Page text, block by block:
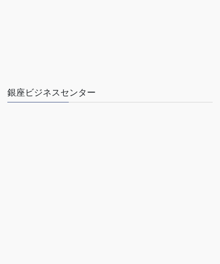
銀座ビジネスセンター